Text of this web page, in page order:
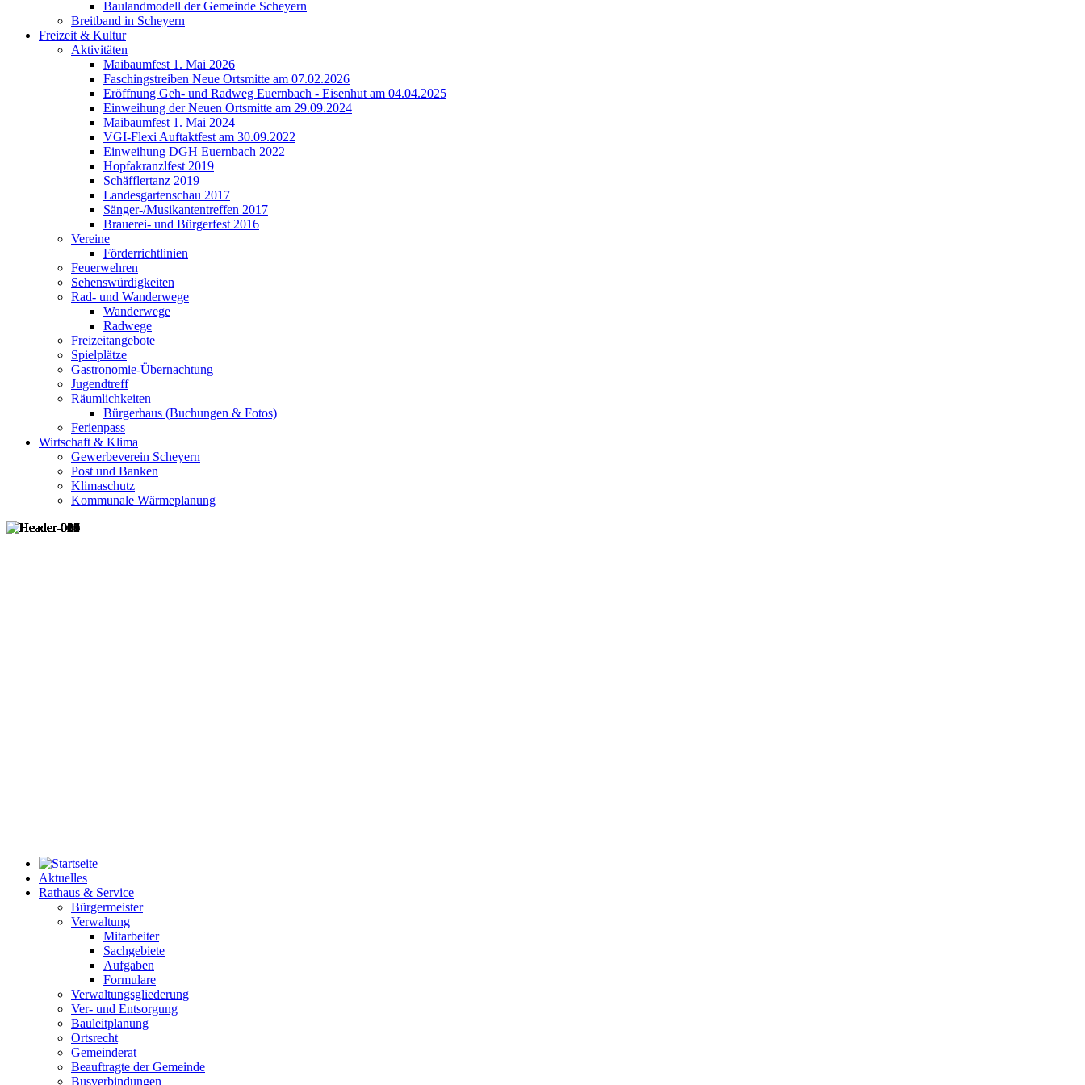
Baulandmodell der Gemeinde Scheyern
Breitband in Scheyern
Freizeit & Kultur
Aktivitäten
Maibaumfest 1. Mai 2026
Faschingstreiben Neue Ortsmitte am 07.02.2026
Eröffnung Geh- und Radweg Euernbach - Eisenhut am 04.04.2025
Einweihung der Neuen Ortsmitte am 29.09.2024
Maibaumfest 1. Mai 2024
VGI-Flexi Auftaktfest am 30.09.2022
Einweihung DGH Euernbach 2022
Hopfakranzlfest 2019
Schäfflertanz 2019
Landesgartenschau 2017
Sänger-/Musikantentreffen 2017
Brauerei- und Bürgerfest 2016
Vereine
Förderrichtlinien
Feuerwehren
Sehenswürdigkeiten
Rad- und Wanderwege
Wanderwege
Radwege
Freizeitangebote
Spielplätze
Gastronomie-Übernachtung
Jugendtreff
Räumlichkeiten
Bürgerhaus (Buchungen & Fotos)
Ferienpass
Wirtschaft & Klima
Gewerbeverein Scheyern
Post und Banken
Klimaschutz
Kommunale Wärmeplanung
Aktuelles
Rathaus & Service
Bürgermeister
Verwaltung
Mitarbeiter
Sachgebiete
Aufgaben
Formulare
Verwaltungsgliederung
Ver- und Entsorgung
Bauleitplanung
Ortsrecht
Gemeinderat
Beauftragte der Gemeinde
Busverbindungen